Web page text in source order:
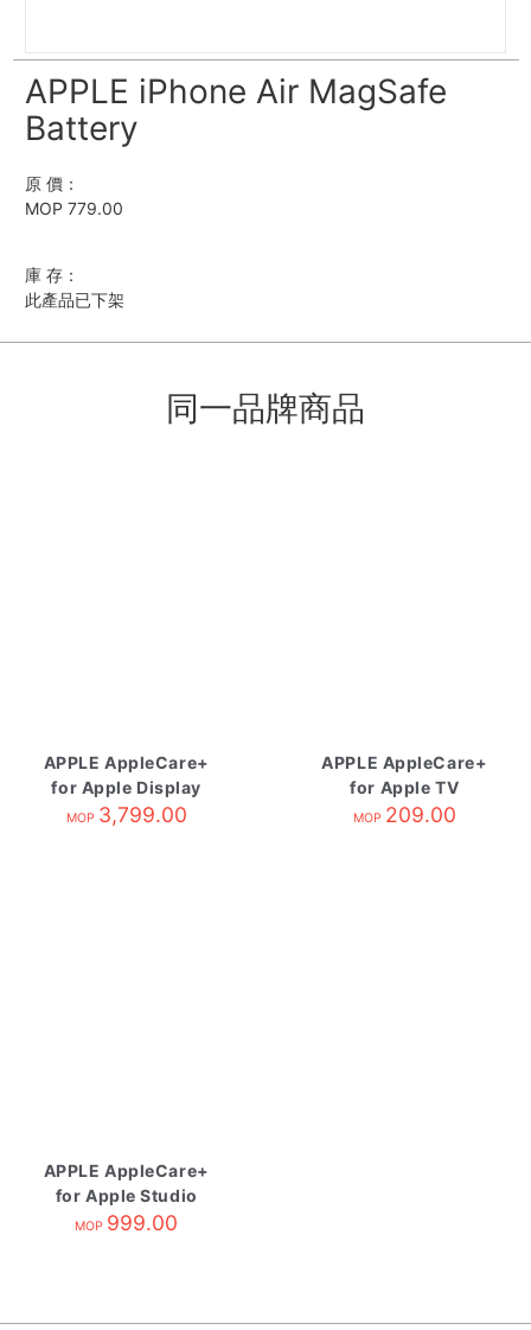
APPLE iPhone Air MagSafe
Battery
原 價：
MOP 779.00
庫 存：
此產品已下架
同一品牌商品
APPLE AppleCare+
for Apple Display
MOP 3,799.00
APPLE AppleCare+
for Apple TV
MOP 209.00
APPLE AppleCare+
for Apple Studio
Display
MOP 999.00